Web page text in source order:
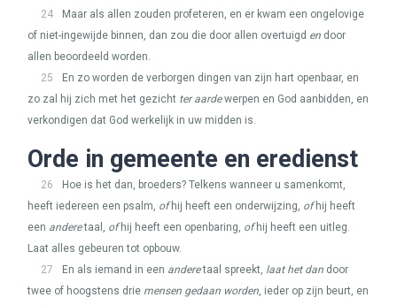
24
Maar als allen zouden profeteren, en er kwam een ongelovige
of niet-ingewijde binnen, dan zou die door allen overtuigd en door
allen beoordeeld worden.
25
En zo worden de verborgen dingen van zijn hart openbaar, en
zo zal hij zich met het gezicht ter aardewerpen en God aanbidden, en
verkondigen dat God werkelijk in uw midden is.
Orde in gemeente en eredienst
26
Hoe is het dan, broeders? Telkens wanneer u samenkomt,
heeft iedereen een psalm, ofhij heeft een onderwijzing, ofhij heeft
een anderetaal, ofhij heeft een openbaring, ofhij heeft een uitleg.
Laat alles gebeuren tot opbouw.
27
En als iemand in een anderetaal spreekt, laat het dan door
twee of hoogstens drie mensen gedaan worden, ieder op zijn beurt, en